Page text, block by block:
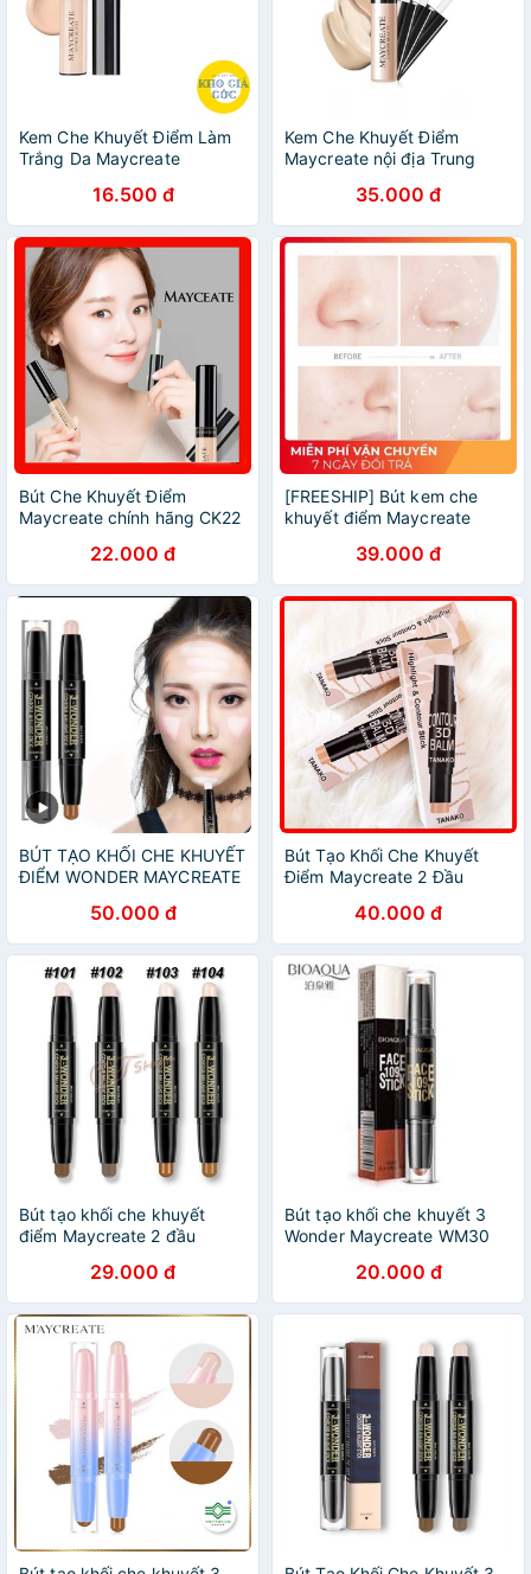
Kem Che Khuyết Điểm Làm
Trắng Da Maycreate
16.500 đ
Kem Che Khuyết Điểm
Maycreate nội địa Trung
35.000 đ
Bút Che Khuyết Điểm
Maycreate chính hãng CK22
22.000 đ
[FREESHIP] Bút kem che
khuyết điểm Maycreate
39.000 đ
BÚT TẠO KHỐI CHE KHUYẾT
ĐIỂM WONDER MAYCREATE
50.000 đ
Bút Tạo Khối Che Khuyết
Điểm Maycreate 2 Đầu
40.000 đ
Bút tạo khối che khuyết
điểm Maycreate 2 đầu
29.000 đ
Bút tạo khối che khuyết 3
Wonder Maycreate WM30
20.000 đ